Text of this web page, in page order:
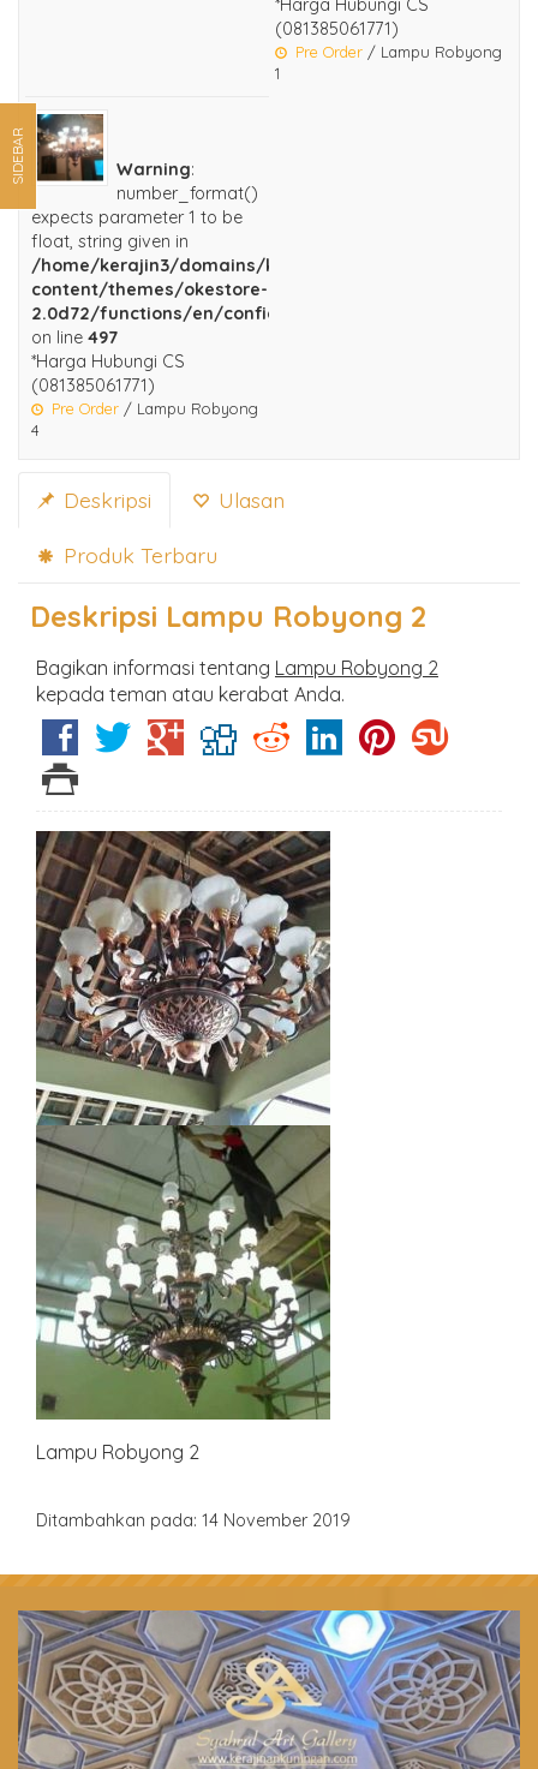
(081385061771)
Pre Order / Lampu Robyong
1
Warning:
number_format()
expects parameter 1 to be
float, string given in
/home/kerajin3/domains/kerajinankuningan.com/
content/themes/okestore-
2.0d72/functions/en/configuration.php
on line 497
*Harga Hubungi CS
(081385061771)
Pre Order / Lampu Robyong
4
Deskripsi Ulasan
Produk Terbaru
Deskripsi Lampu Robyong 2
Bagikan informasi tentang Lampu Robyong 2
kepada teman atau kerabat Anda.
Lampu Robyong 2
Ditambahkan pada: 14 November 2019
SIDEBAR